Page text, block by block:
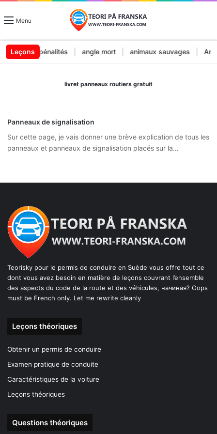
Menu
Leçonset pénalités | angle mort | animaux sauvages |
livret panneaux routiers gratuit
Panneaux de signalisation
Sur cette page, je vais donner une brève explication de tous les
panneaux et panneaux de signalisation placés sur la…
Teorisky pour le permis de conduire en Suède vous offre tout ce
dont vous avez besoin en matière de leçons couvrant l’ensemble
des aspects du code de la route et des véhicules, начиная? Oops
must be French only. Let me rewrite cleanly
Leçons théoriques
Obtenir un permis de conduire
Examen pratique de conduite
Caractéristiques de la voiture
Leçons théoriques
Questions théoriques